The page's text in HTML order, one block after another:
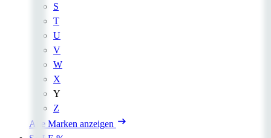
S
T
U
V
W
X
Y
Z
Alle Marken anzeigen